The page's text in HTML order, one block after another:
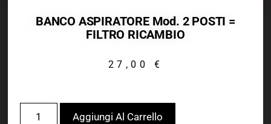
BANCO ASPIRATORE Mod. 2 POSTI =
FILTRO RICAMBIO
27,00 €
Aggiungi Al Carrello